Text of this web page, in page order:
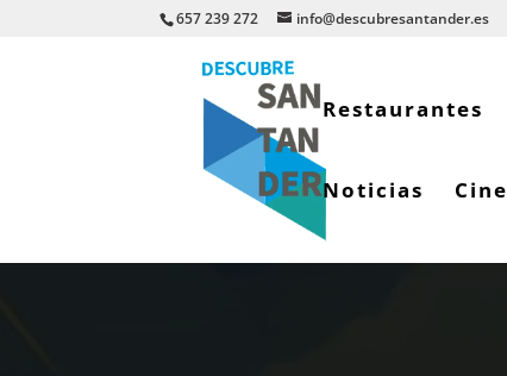
657 239 272 info@descubresantander.es
Restaurantes
Noticias Cine